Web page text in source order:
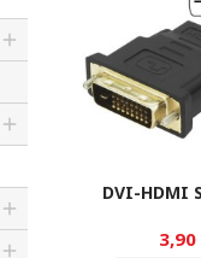
Toggle
DVI-HDMI
3,90